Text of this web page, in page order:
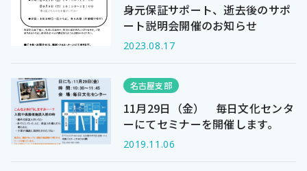
千葉支部 千住支部
札幌支部 仙台支部
名古屋支部 浜松支部
大阪支部 神戸支部
福岡支部 那覇支部
身元保証サポート、逝去後のサポ
ート説明会開催のお知らせ
2023.08.17
名古屋支部
11月29日（金） 毎日文化センタ
ーにてセミナーを開催します。
2019.11.06